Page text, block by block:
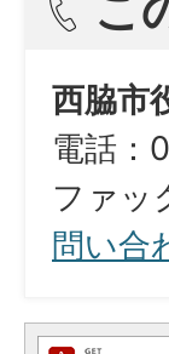
西脇市
電話：
ファッ
問い合